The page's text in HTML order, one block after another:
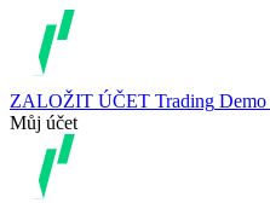
ZALOŽIT ÚČET Trading Demo
Můj účet